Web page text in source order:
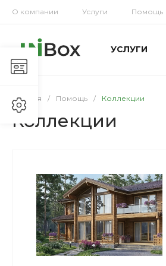
О компании Услуги Помощь
УСЛУГИ
Главная / Помощь / Коллекции
Коллекции